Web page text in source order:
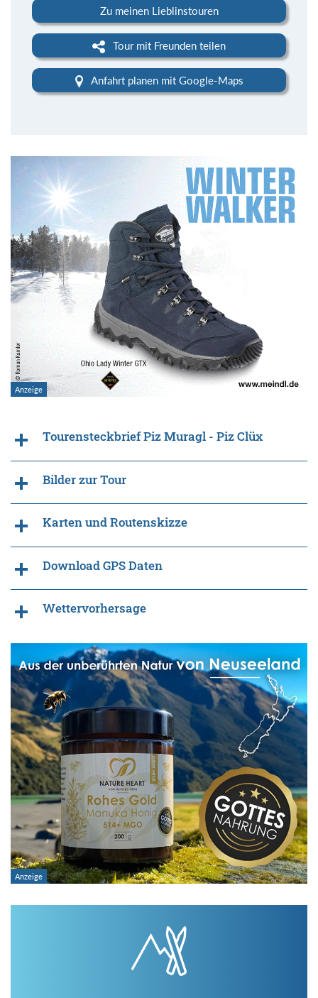
Zu meinen Lieblinstouren
Tour mit Freunden teilen
Anfahrt planen mit Google-Maps
Tourensteckbrief Piz Muragl - Piz Clüx
Bilder zur Tour
Karten und Routenskizze
Download GPS Daten
Wettervorhersage